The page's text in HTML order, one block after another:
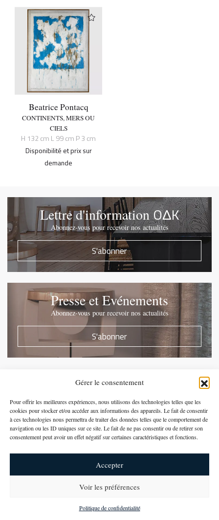
Gérer le consentement
Pour offrir les meilleures expériences, nous utilisons des technologies telles que les
cookies pour stocker et/ou accéder aux informations des appareils. Le fait de consentir
à ces technologies nous permettra de traiter des données telles que le comportement de
navigation ou les ID uniques sur ce site. Le fait de ne pas consentir ou de retirer son
consentement peut avoir un effet négatif sur certaines caractéristiques et fonctions.
Accepter
Voir les préférences
Politique de confidentialité
Beatrice Pontacq
CONTINENTS, MERS OU
CIELS
H 132 cm L 99 cm P 3 cm
Disponibilité et prix sur
demande
Lettre d'informationOΔK
Abonnez-vous pour recevoir nos actualités
S'abonner
Presse et Evénements
Abonnez-vous pour recevoir nos actualités
S'abonner
Suivez-nous sur Instagram